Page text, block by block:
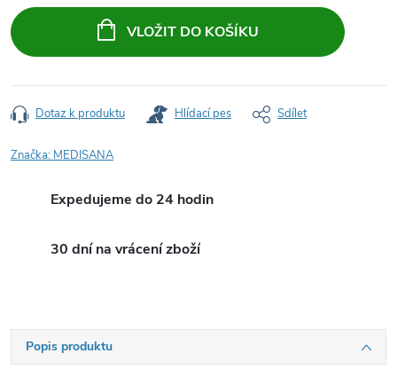
cena:
VLOŽIT DO KOŠÍKU
Dotaz k produktu Hlídací pes Sdílet
Značka: MEDISANA
Expedujeme do 24 hodin
30 dní na vrácení zboží
Popis produktu